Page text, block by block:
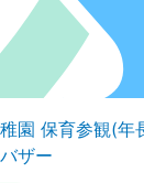
園 保育参観(年
ザー